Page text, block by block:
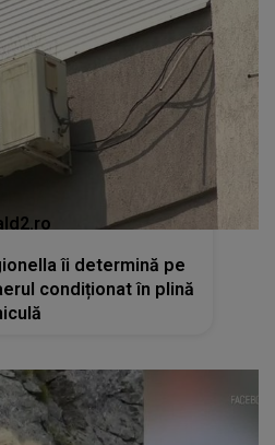
îi determină pe
condiționat în plină